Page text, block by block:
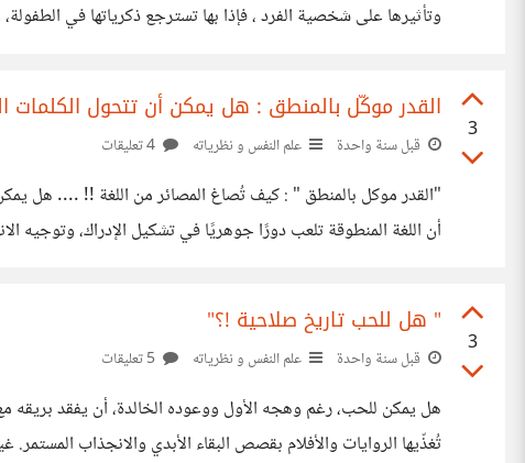
وتأثيرها على شخصية الفرد ، فإذا بها تسترجع ذكرياتها في
3
القدر موكّل بالمنطق : هل يمكن أن تتحول
قبل سنة واحدة علم النفس و نظرياته
"القدر
أن اللغة المنطوقة تلعب دورًا جوهريًا في تشكيل الإدراك، وتوجيه
3
" هل للحب تاريخ صلاحية !؟"
قبل سنة واحدة علم النفس و نظرياته
هل يمكن للحب، رغم وهجه الأول ووعوده الخالدة، أن يفقد بريقه
تُغذّيها الروايات والأفلام بقصص البقاء الأبدي والانجذاب